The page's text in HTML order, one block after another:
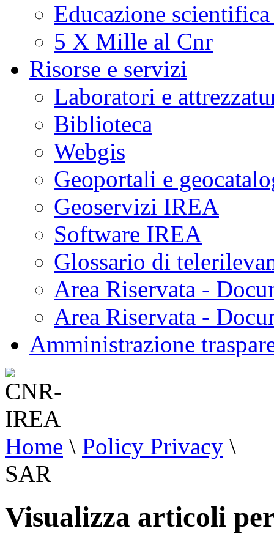
Educazione
5 X Mille al Cnr
Risorse e servizi
Laboratori e
Biblioteca
Webgis
Geoportali e
Geoservizi IREA
Software IREA
Glossario di
Area Riservata -
Area Riservata -
Amministrazione
Home \ Policy Privacy \
SAR
Visualizza articoli